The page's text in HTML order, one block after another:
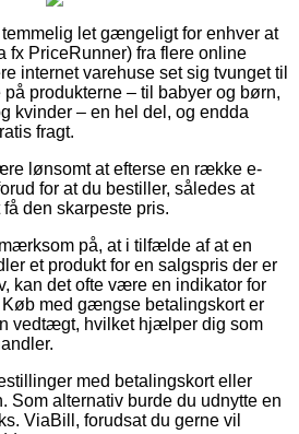
let gængeligt for enhver at
fx PriceRunner) fra flere online
internet varehuse set sig tvunget til
produkterne – til babyer og børn,
kvinder – en hel del, og endda
fragt.
lønsomt at efterse en række e-
for at du bestiller, således at
den skarpeste pris.
på, at i tilfælde af at en
et produkt for en salgspris der er
kan det ofte være en indikator for
med gængse betalingskort er
vedtægt, hvilket hjælper dig som
med betalingskort eller
Som alternativ burde du udnytte en
ViaBill, forudsat du gerne vil